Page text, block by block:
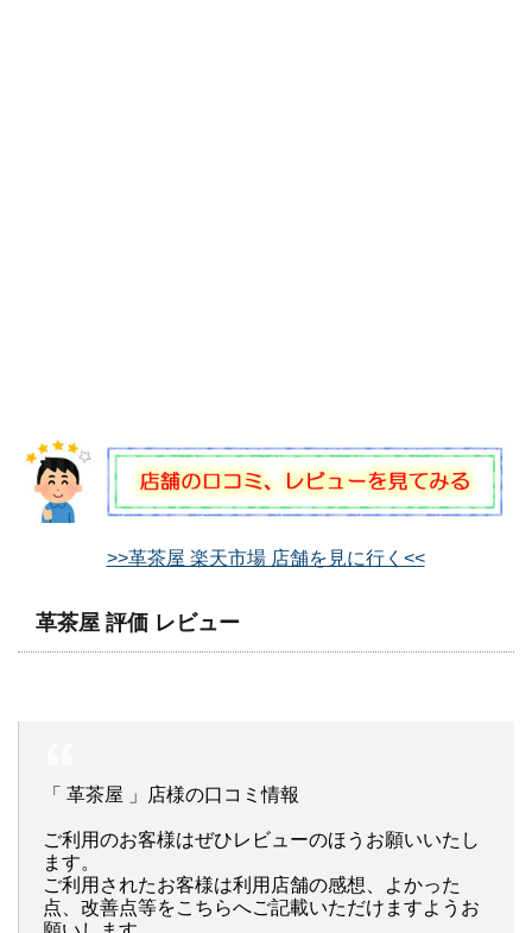
>>革茶屋 楽天市場 店舗を見に行く<<
革茶屋 評価 レビュー
「 革茶屋 」店様の口コミ情報
ご利用のお客様はぜひレビューのほうお願いいたし
ます。
ご利用されたお客様は利用店舗の感想、よかった
点、改善点等をこちらへご記載いただけますようお